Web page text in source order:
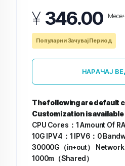
¥ 346.00
Популарни Зачувај Период
НАРАЧАЈ
The following are default
Customization is
CPU Cores：1Amount Of
10G IPV4：1 IPV6：0
30000G（in+out）
Network
1000m（Shared）